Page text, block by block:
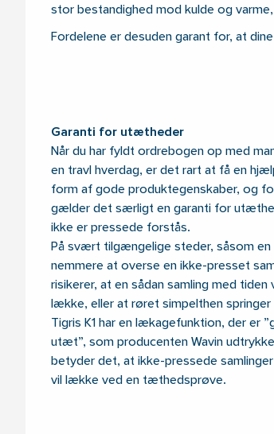
stor bestandighed mod kulde og
Fordelene er desuden garant for, at
Garanti for utætheder
Når du har fyldt ordrebogen op med
en travl hverdag, er det rart at få en
form af gode produktegenskaber, og
gælder det særligt en garanti for
ikke er pressede forstås.
På svært tilgængelige steder, såsom en
nemmere at overse en ikke-presset
risikerer, at en sådan samling med tiden
lække, eller at røret simpelthen springer
Tigris K1 har en lækagefunktion, der er
utæt”, som producenten Wavin
betyder det, at ikke-pressede
vil lække ved en tæthedsprøve.